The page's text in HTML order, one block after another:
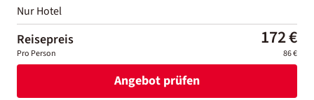
Nur Hotel
Reisepreis 172 €
Pro Person 86 €
Angebot prüfen